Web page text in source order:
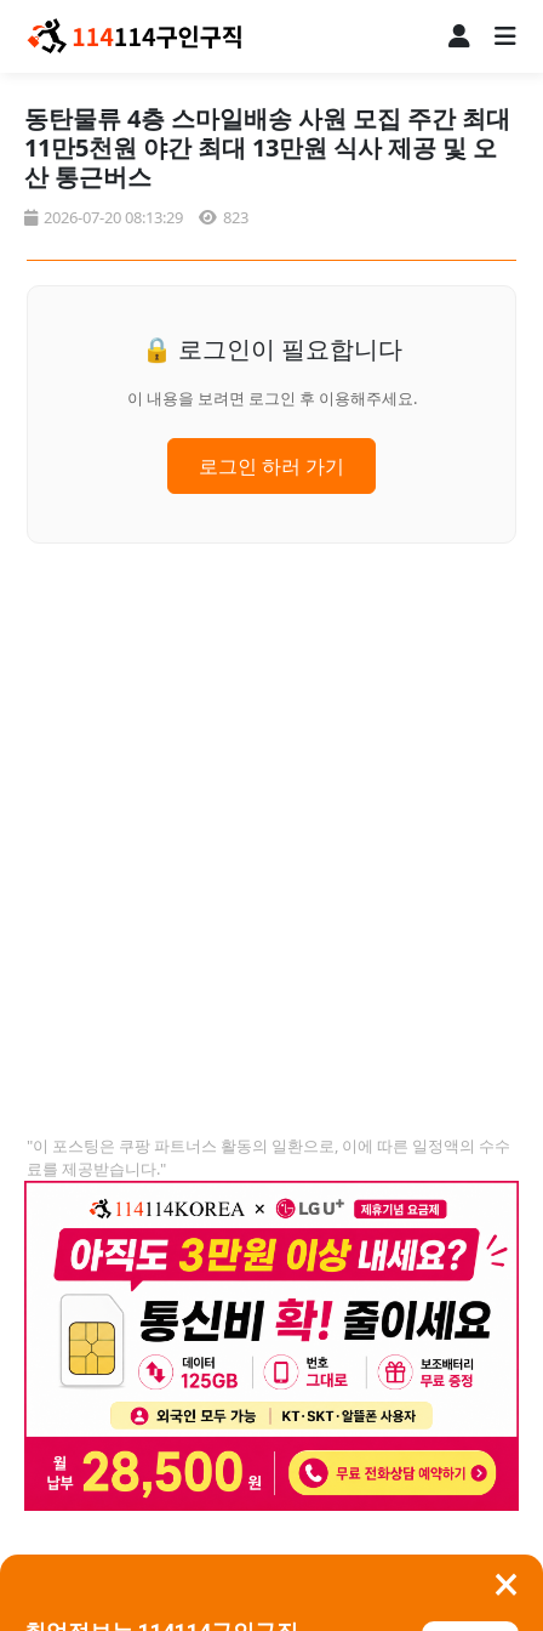
×
동탄물류 4층 스마일배송 사원 모집 주간 최대
11만5천원 야간 최대 13만원 식사 제공 및 오
산 통근버스
2026-07-20 08:13:29 823
🔒 로그인이 필요합니다
이 내용을 보려면 로그인 후 이용해주세요.
로그인 하러 가기
"이 포스팅은 쿠팡 파트너스 활동의 일환으로, 이에 따른 일정액의 수수
료를 제공받습니다."